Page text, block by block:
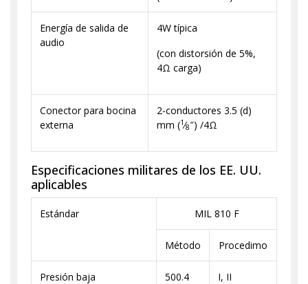
Energía de salida de
audio
4W típica
(con distorsión de 5%,
4Ω carga)
Conector para bocina
externa
2-conductores 3.5 (d)
mm (1⁄8″) /4Ω
Especificaciones militares de los EE. UU.
aplicables
Estándar MIL 810 F
Método Procedimo
Presión baja 500.4 I, II